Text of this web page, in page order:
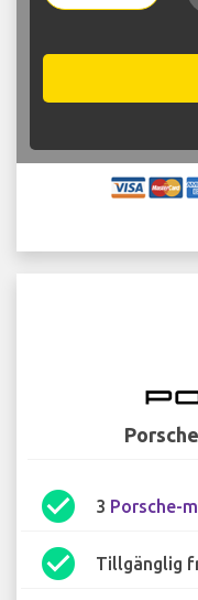
check_circle 3 Porsche-
check_circle Tillgänglig